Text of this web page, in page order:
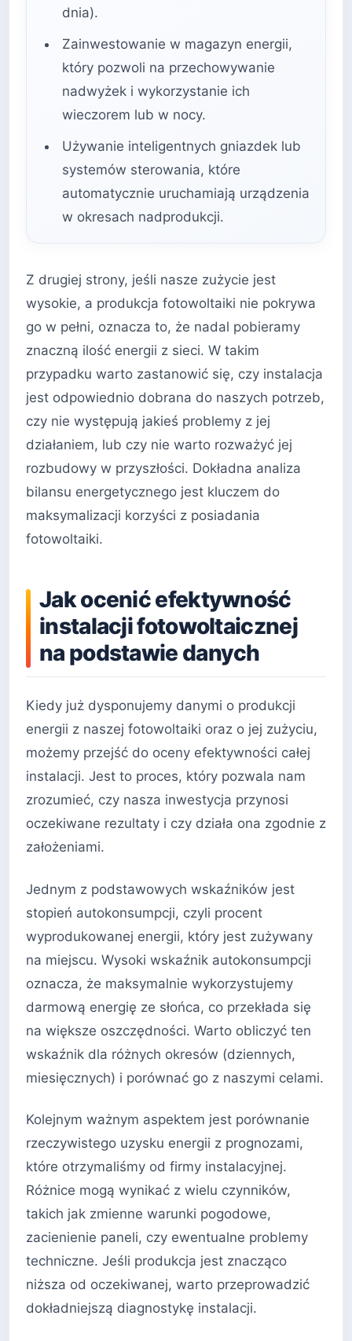
dnia).
Zainwestowanie w magazyn energii,
który pozwoli na przechowywanie
nadwyżek i wykorzystanie ich
wieczorem lub w nocy.
Używanie inteligentnych gniazdek lub
systemów sterowania, które
automatycznie uruchamiają urządzenia
w okresach nadprodukcji.
Z drugiej strony, jeśli nasze zużycie jest
wysokie, a produkcja fotowoltaiki nie pokrywa
go w pełni, oznacza to, że nadal pobieramy
znaczną ilość energii z sieci. W takim
przypadku warto zastanowić się, czy instalacja
jest odpowiednio dobrana do naszych potrzeb,
czy nie występują jakieś problemy z jej
działaniem, lub czy nie warto rozważyć jej
rozbudowy w przyszłości. Dokładna analiza
bilansu energetycznego jest kluczem do
maksymalizacji korzyści z posiadania
fotowoltaiki.
Jak ocenić efektywność
instalacji fotowoltaicznej
na podstawie danych
Kiedy już dysponujemy danymi o produkcji
energii z naszej fotowoltaiki oraz o jej zużyciu,
możemy przejść do oceny efektywności całej
instalacji. Jest to proces, który pozwala nam
zrozumieć, czy nasza inwestycja przynosi
oczekiwane rezultaty i czy działa ona zgodnie z
założeniami.
Jednym z podstawowych wskaźników jest
stopień autokonsumpcji, czyli procent
wyprodukowanej energii, który jest zużywany
na miejscu. Wysoki wskaźnik autokonsumpcji
oznacza, że maksymalnie wykorzystujemy
darmową energię ze słońca, co przekłada się
na większe oszczędności. Warto obliczyć ten
wskaźnik dla różnych okresów (dziennych,
miesięcznych) i porównać go z naszymi celami.
Kolejnym ważnym aspektem jest porównanie
rzeczywistego uzysku energii z prognozami,
które otrzymaliśmy od firmy instalacyjnej.
Różnice mogą wynikać z wielu czynników,
takich jak zmienne warunki pogodowe,
zacienienie paneli, czy ewentualne problemy
techniczne. Jeśli produkcja jest znacząco
niższa od oczekiwanej, warto przeprowadzić
dokładniejszą diagnostykę instalacji.